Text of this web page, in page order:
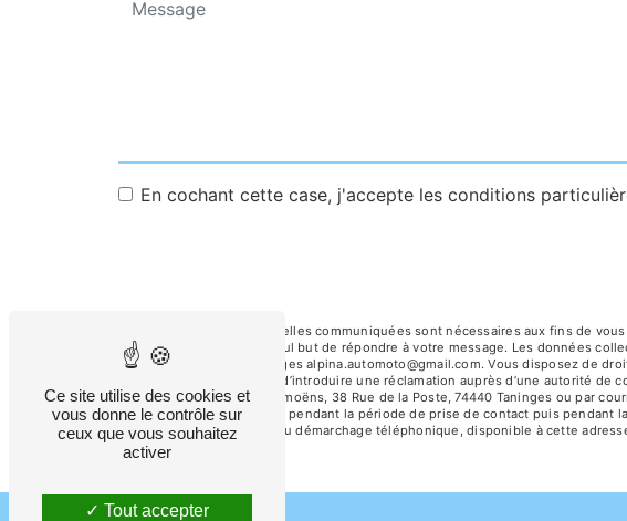
En cochant cette case, j'accepte les conditions
** Les données personnelles communiquées sont nécessaires aux fins de
sous-traitants dans le seul but de répondre à votre message. Les données
de la Poste, 74440 Taninges alpina.automoto@gmail.com. Vous disposez de
tout moment et du droit d’introduire une réclamation auprès d’une autorité
l'adresse 38 Route de Samoëns, 38 Rue de la Poste, 74440 Taninges ou par
conservons vos données pendant la période de prise de contact puis
sur la liste d'opposition au démarchage téléphonique, disponible à cette
Ce site utilise des cookies et
vous donne le contrôle sur
ceux que vous souhaitez
activer
Tout accepter